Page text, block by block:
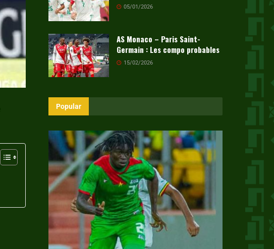
05/01/2026
AS Monaco – Paris Saint-
Germain : Les compo probables
15/02/2026
Popular